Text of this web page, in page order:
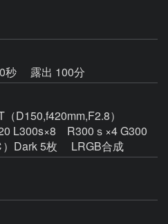
秒
露出 100分
D150,f420mm,F2.8）
L300s×8 R300ｓ×4 G300
）Dark 5枚 LRGB合成